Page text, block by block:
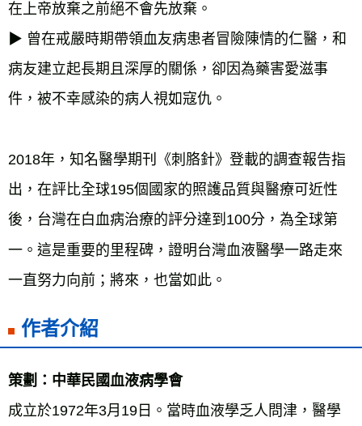
在上帝放棄之前絕不會先放棄。
▶︎ 曾在戒嚴時期帶領血友病患者冒險陳情的仁醫，和
病友建立起長期且深厚的關係，卻因為藥害愛滋事
2018年，知名醫學期刊《刺胳針》登載的調查報告指
出，在評比全球195個國家的照護品質與醫療可近性
後，台灣在白血病治療的評分達到100分，為全球第
一。這是重要的里程碑，證明台灣血液醫學一路走來
一直努力向前；將來，也當如此。
作者介紹
策劃：中華民國血液病學會
成立於1972年3月19日。當時血液學乏人問津，醫學